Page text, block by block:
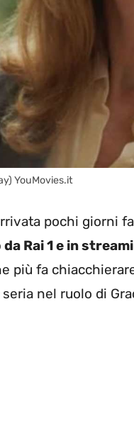
YouMovies.it
pochi giorni
Rai 1 e in
più fa
nel ruolo di